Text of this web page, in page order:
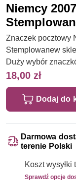
Niemcy
Znaczek pocztowy
Stemplowanew
Duży wybór
18,00 zł
Dodaj do
Darmowa
terenie Polski
Koszt wysyłki
Sprawdź opcje